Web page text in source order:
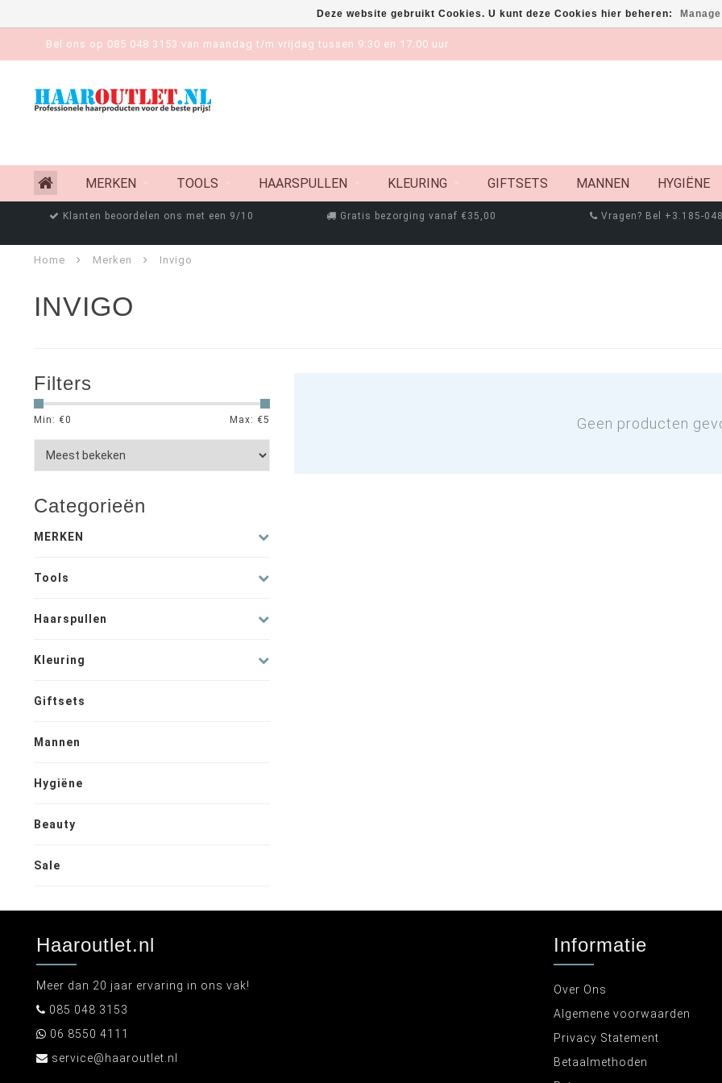
Bel ons op 085 048 3153 van maandag t/m vrijdag tussen 9:30 en 17:00 uur
MERKEN TOOLS HAARSPULLEN KLEURING GIFTSETS MANNEN HYGIËNE
Klanten beoordelen ons met een 9/10 Gratis bezorging vanaf €35,00 Vragen? Bel +3.185-
Home Merken Invigo
INVIGO
Filters
Min: €0 Max: €5
Categorieën
MERKEN
Tools
Haarspullen
Kleuring
Giftsets
Mannen
Hygiëne
Beauty
Sale
Geen producten
Deze website gebruikt Cookies. U kunt deze Cookies hier beheren:
Haaroutlet.nl
Meer dan 20 jaar ervaring in ons vak!
085 048 3153
06 8550 4111
service@haaroutlet.nl
Informatie
Over Ons
Algemene voorwaarden
Privacy Statement
Betaalmethoden